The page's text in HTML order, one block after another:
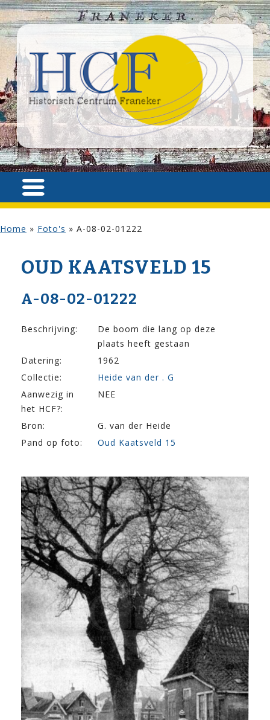
Home » Foto's » A-08-02-01222
OUD KAATSVELD 15
A-08-02-01222
Beschrijving:
De boom die lang op deze
plaats heeft gestaan
Datering:
1962
Collectie:
Heide van der . G
Aanwezig in
het HCF?:
NEE
Bron:
G. van der Heide
Pand op foto:
Oud Kaatsveld 15